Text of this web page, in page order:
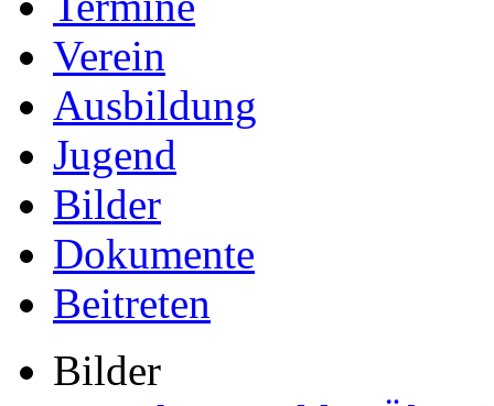
Verein
Ausbildung
Jugend
Bilder
Dokumente
Beitreten
Bilder